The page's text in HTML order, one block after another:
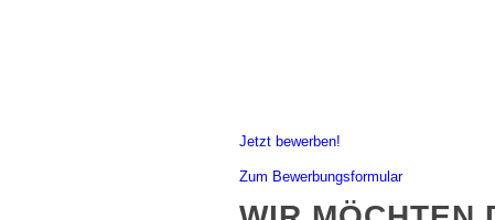
Jetzt bewerben!
Zum Bewerbungsformular